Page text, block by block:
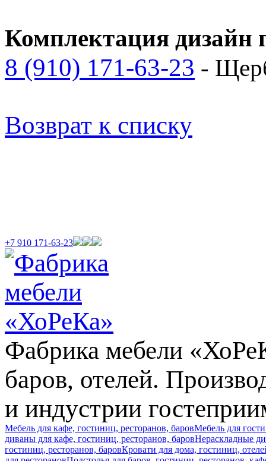
Комплектация дизайн
8 (910) 171-63-23 -
Возврат к списку
+7 910 171-63-23
Фабрика мебели
баров, отелей.
и индустрии
Мебель для кафе, гостиниц, ресторанов, баровМебель для
диваны для кафе, гостиниц, ресторанов, баровНераскладные
гостиниц, ресторанов, баровКровати для дома, гостиниц,